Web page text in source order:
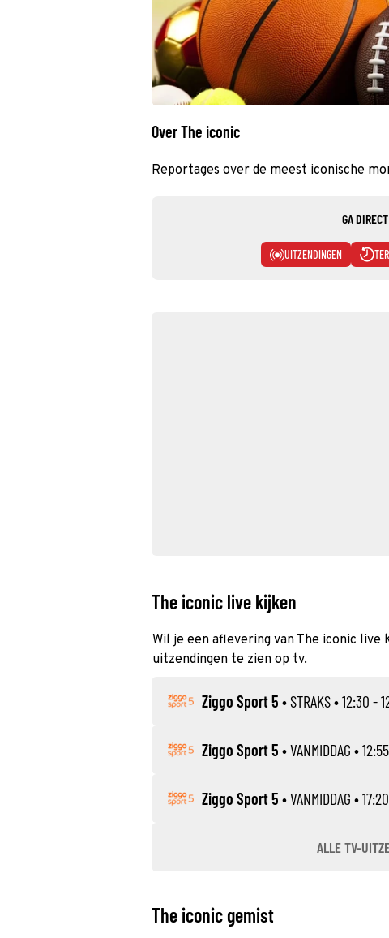
Over The iconic
Reportages over de meest iconische
GA
UITZENDINGEN
The iconic live kijken
Wil je een aflevering van The iconic live
uitzendingen te zien op tv.
Ziggo Sport 5 •STRAKS• 12:30 -
Ziggo Sport 5 •VANMIDDAG •
Ziggo Sport 5 •VANMIDDAG •
ALLE TV-
The iconic gemist